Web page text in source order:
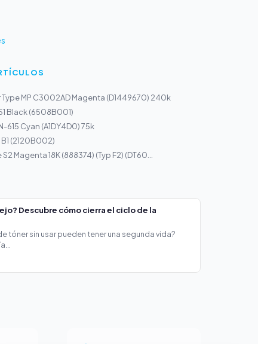
MP C3002AD Magenta (D1449670) 240k
Black (6508B001)
615 Cyan (A1DY4D0) 75k
(2120B002)
Magenta 18K (888374) (Typ F2) (DT60...
Descubre cómo cierra el ciclo de la
tóner sin usar pueden tener una segunda vida?